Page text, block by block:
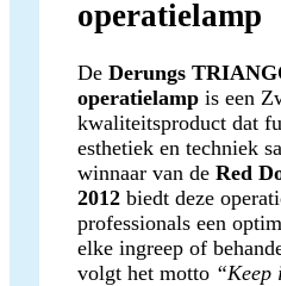
operatielamp
De Derungs
operatielamp is een
kwaliteitsproduct dat
esthetiek en techniek
winnaar van de Red
2012 biedt deze
professionals een
elke ingreep of
volgt het motto “Keep